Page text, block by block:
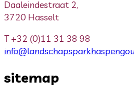
Daaleindestraat 2,
3720 Hasselt
T+32 (0)11 31 38 98
sitemap